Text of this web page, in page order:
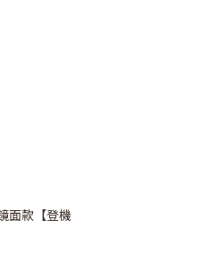
面款【登機